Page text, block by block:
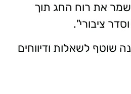
את רוח החג תוך
ציבורי".
מענה שוטף לשאלות ודיווחים